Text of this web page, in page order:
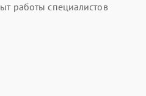
работы специалистов